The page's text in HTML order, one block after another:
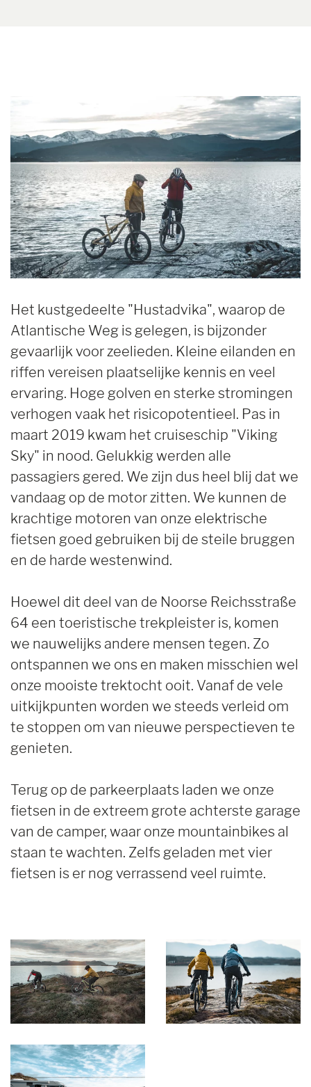
Het kustgedeelte "Hustadvika", waarop de
Atlantische Weg is gelegen, is bijzonder
gevaarlijk voor zeelieden. Kleine eilanden en
riffen vereisen plaatselijke kennis en veel
ervaring. Hoge golven en sterke stromingen
verhogen vaak het risicopotentieel. Pas in
maart 2019 kwam het cruiseschip "Viking
Sky" in nood. Gelukkig werden alle
passagiers gered. We zijn dus heel blij dat we
vandaag op de motor zitten. We kunnen de
krachtige motoren van onze elektrische
fietsen goed gebruiken bij de steile bruggen
en de harde westenwind.
Hoewel dit deel van de Noorse Reichsstraße
64 een toeristische trekpleister is, komen
we nauwelijks andere mensen tegen. Zo
ontspannen we ons en maken misschien wel
onze mooiste trektocht ooit. Vanaf de vele
uitkijkpunten worden we steeds verleid om
te stoppen om van nieuwe perspectieven te
genieten.
Terug op de parkeerplaats laden we onze
fietsen in de extreem grote achterste garage
van de camper, waar onze mountainbikes al
staan te wachten. Zelfs geladen met vier
fietsen is er nog verrassend veel ruimte.